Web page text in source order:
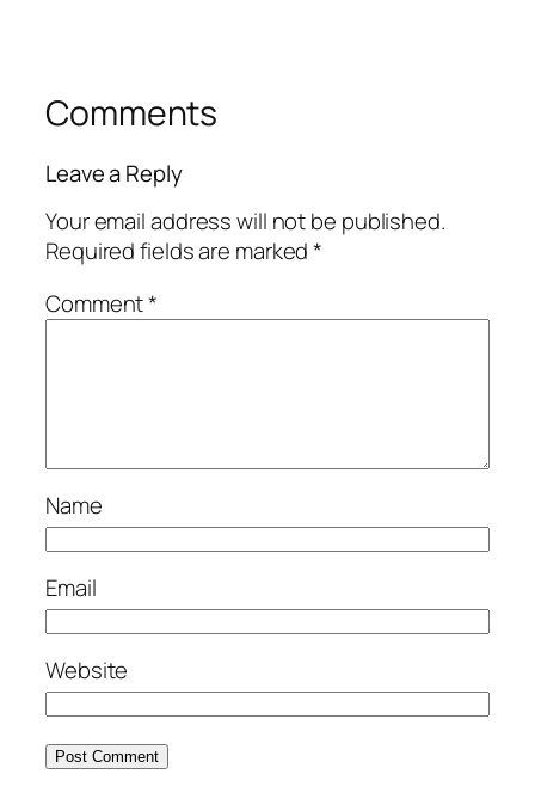
Comments
Leave a Reply
Your email address will not be published.
Required fields are marked*
Comment*
Name
Email
Website